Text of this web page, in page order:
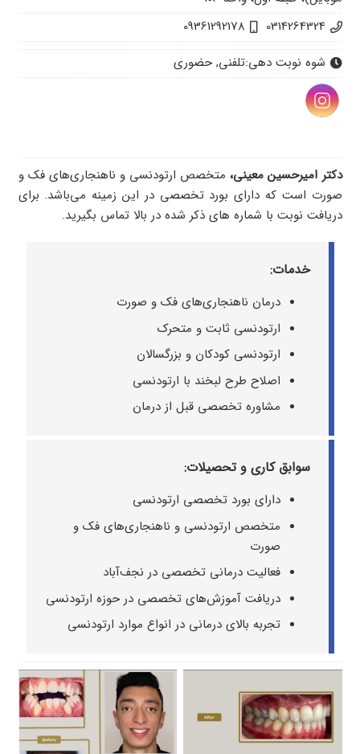
0314264324
09361292178
شوه نوبت دهی:تلفنی, حضوری
دکتر امیرحسین معینی،متخصص ارتودنسی و ناهنجاری‌های فک و
صورت است که دارایبورد تخصصی در این زمینه می‌باشد. برای
دریافت نوبت با شماره های ذکر شده در بالا تماس بگیرید.
خدمات:
درمان ناهنجاری‌های فک و صورت
ارتودنسی ثابت و متحرک
ارتودنسی کودکان و بزرگسالان
اصلاح طرح لبخند با ارتودنسی
مشاوره تخصصی قبل از درمان
سوابق کاری و تحصیلات:
دارای بورد تخصصی ارتودنسی
متخصص ارتودنسی و ناهنجاری‌های فک و
صورت
فعالیت درمانی تخصصی در نجف‌آباد
دریافت آموزش‌های تخصصی در حوزه ارتودنسی
تجربه بالای درمانی در انواع موارد ارتودنسی